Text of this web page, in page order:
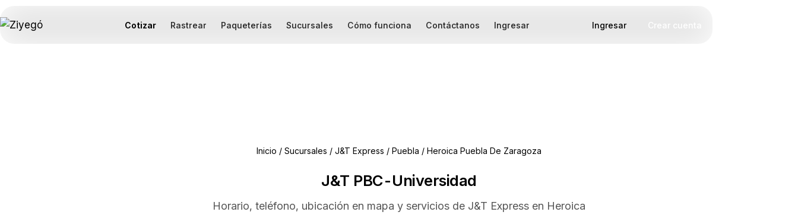
Cotizar Rastrear Paqueterías Sucursales Cómo funciona Contáctanos Ingresar Ingresar
Inicio / Sucursales / J&T Express / Puebla / Heroica Puebla De Zaragoza
J&T PBC-Universidad
Horario, teléfono, ubicación en mapa y servicios de J&T Express en Heroica